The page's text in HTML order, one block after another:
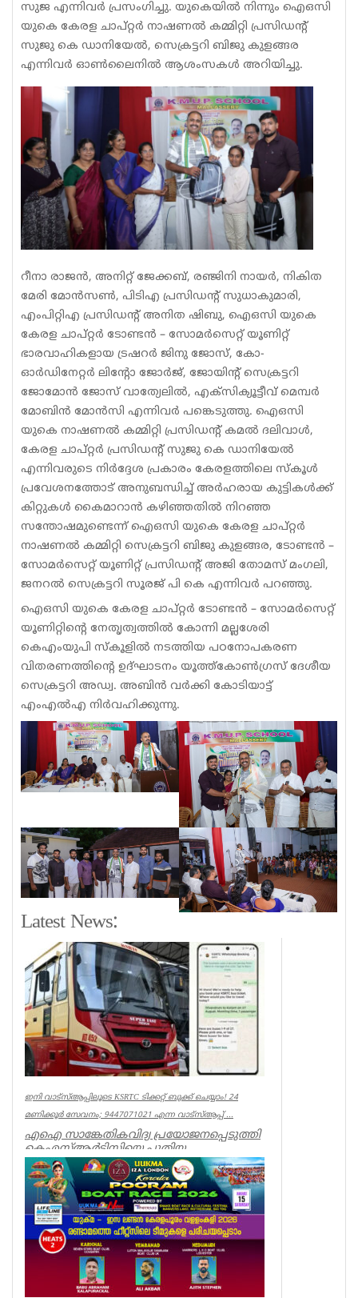
സുജ എന്നിവർ പ്രസംഗിച്ചു. യുകെയിൽ നിന്നും ഐഒസി
യുകെ കേരള ചാപ്റ്റർ നാഷണൽ കമ്മിറ്റി പ്രസിഡന്റ്
സുജു കെ ഡാനിയേൽ, സെക്രട്ടറി ബിജു കുളങ്ങര
എന്നിവർ ഓൺലൈനിൽ ആശംസകൾ അറിയിച്ചു.
റീനാ രാജൻ, അനിറ്റ് ജേക്കബ്, രഞ്ജിനി നായർ, നികിത
മേരി മോൻസൺ, പിടിഎ പ്രസിഡന്റ്‌ സുധാകുമാരി,
എംപിറ്റിഎ പ്രസിഡന്റ് അനിത ഷിബു, ഐഒസി യുകെ
കേരള ചാപ്റ്റർ ടോണ്ടൻ – സോമർസെറ്റ് യൂണിറ്റ്
ഭാരവാഹികളായ ട്രഷറർ ജിനു ജോസ്, കോ-
ഓർഡിനേറ്റർ ലിന്റോ ജോർജ്, ജോയിന്റ് സെക്രട്ടറി
ജോമോൻ ജോസ് വാത്യേലിൽ, എക്‌സിക്യൂട്ടീവ് മെമ്പർ
മോബിൻ മോൻസി എന്നിവർ പങ്കെടുത്തു. ഐഒസി
യുകെ നാഷണൽ കമ്മിറ്റി പ്രസിഡന്റ് കമൽ ദലിവാൾ,
കേരള ചാപ്റ്റർ പ്രസിഡന്റ് സുജു കെ ഡാനിയേൽ
എന്നിവരുടെ നിർദ്ദേശ പ്രകാരം കേരളത്തിലെ സ്കൂൾ
പ്രവേശനത്തോട് അനുബന്ധിച്ച് അർഹരായ കുട്ടികൾക്ക്
കിറ്റുകൾ കൈമാറാൻ കഴിഞ്ഞതിൽ നിറഞ്ഞ
സന്തോഷമുണ്ടെന്ന് ഐഒസി യുകെ കേരള ചാപ്റ്റർ
നാഷണൽ കമ്മിറ്റി സെക്രട്ടറി ബിജു കുളങ്ങര, ടോണ്ടൻ –
സോമർസെറ്റ് യൂണിറ്റ് പ്രസിഡന്റ് അജി തോമസ് മംഗലി,
ജനറൽ സെക്രട്ടറി സൂരജ് പി കെ എന്നിവർ പറഞ്ഞു.
ഐഒസി യുകെ കേരള ചാപ്റ്റർ ടോണ്ടൻ – സോമർസെറ്റ്
യൂണിറ്റിന്റെ നേതൃത്വത്തിൽ കോന്നി മല്ലശേരി
കെഎംയുപി സ്കൂളിൽ നടത്തിയ പഠനോപകരണ
വിതരണത്തിന്റെ ഉദ്ഘാടനം യൂത്ത്കോൺഗ്രസ് ദേശീയ
സെക്രട്ടറി അഡ്വ. അബിൻ വർക്കി കോടിയാട്ട്
എംഎൽഎ നിർവഹിക്കുന്നു.
Latest News:
ഇനി വാട്‌സ്ആപ്പിലൂടെ KSRTC ടിക്കറ്റ് ബുക്ക് ചെയ്യാം! 24
മണിക്കൂർ സേവനം; 9447071021 എന്ന വാട്സ്ആപ്പ് ...
എഐ സാങ്കേതികവിദ്യ പ്രയോജനപ്പെടുത്തി
കെഎസ്ആർടിസിയെ പുതിയ
യുഗത്തിലേക്ക് നയിക്കുകയാണ് ലക്ഷ്യമെന്ന്
ഗതാ...
Kerala